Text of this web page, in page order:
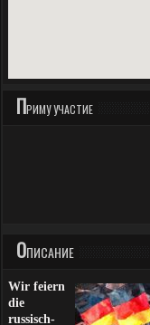
ПРИМУ УЧАСТИЕ
ОПИСАНИЕ
Wir feiern
die
russisch-